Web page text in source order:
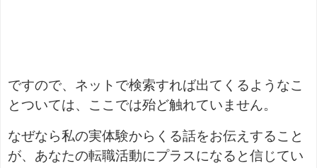
ですので、ネットで検索すれば出てくるようなこ
とついては、ここでは殆ど触れていません。
なぜなら私の実体験からくる話をお伝えすること
が、あなたの転職活動にプラスになると信じてい